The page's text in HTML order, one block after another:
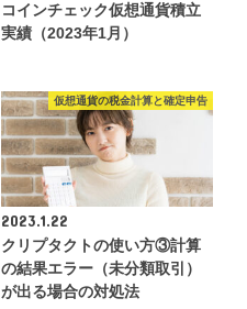
コインチェック仮想通貨積立
実績（2023年1月）
仮想通貨の税金計算と確定申告
2023.1.22
クリプタクトの使い方③計算
の結果エラー（未分類取引）
が出る場合の対処法